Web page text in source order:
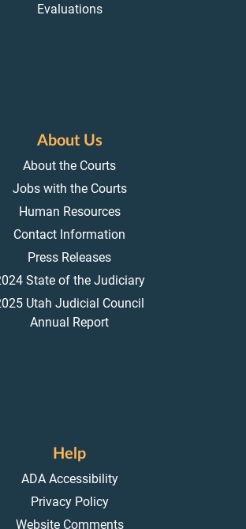
Evaluations
About Us
About the Courts
Jobs with the Courts
Human Resources
Contact Information
Press Releases
State of the Judiciary
Utah Judicial Council
Annual Report
Help
ADA Accessibility
Privacy Policy
Website Comments